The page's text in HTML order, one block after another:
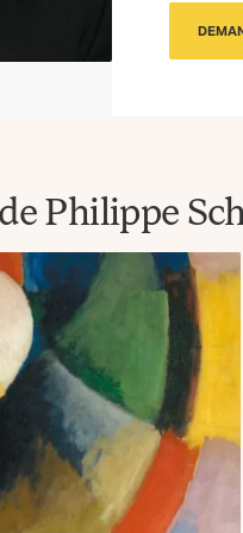
Philippe